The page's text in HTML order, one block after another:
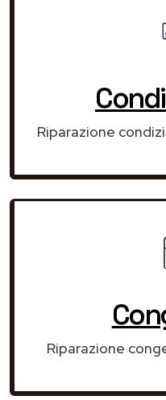
Riparazione
Riparazione